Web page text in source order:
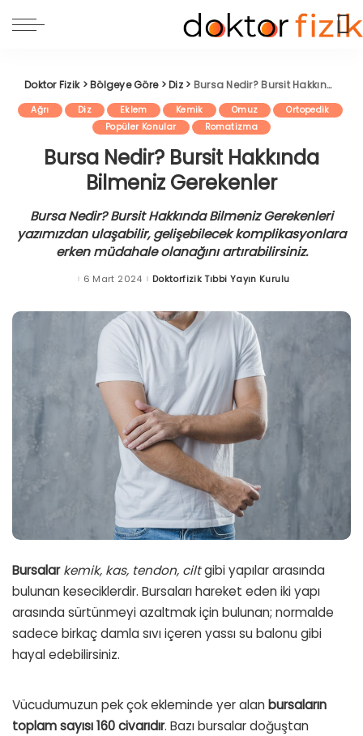
Doktor Fizik>Bölgeye Göre>Diz> Bursa Nedir? Bursit Hakkında Bilmeniz Gerekenler
Ağrı Diz Eklem Kemik Omuz
Ortopedik
Popüler Konular
Romatizma
Bursa Nedir? Bursit Hakkında
Bilmeniz Gerekenler
Bursa Nedir? Bursit Hakkında Bilmeniz Gerekenleri
yazımızdan ulaşabilir, gelişebilecek komplikasyonlara
erken müdahale olanağını artırabilirsiniz.
6 Mart 2024Posted
Doktorfizik Tıbbi Yayın Kurulu
Bursalar kemik, kas, tendon, ciltgibi yapılar arasında
bulunan keseciklerdir. Bursaları hareket eden iki yapı
arasında sürtünmeyi azaltmak için bulunan; normalde
sadece birkaç damla sıvı içeren yassı su balonu gibi
hayal edebilirsiniz.
Vücudumuzun pek çok ekleminde yer alan bursaların
toplam sayısı 160 civarıdır. Bazı bursalar doğuştan